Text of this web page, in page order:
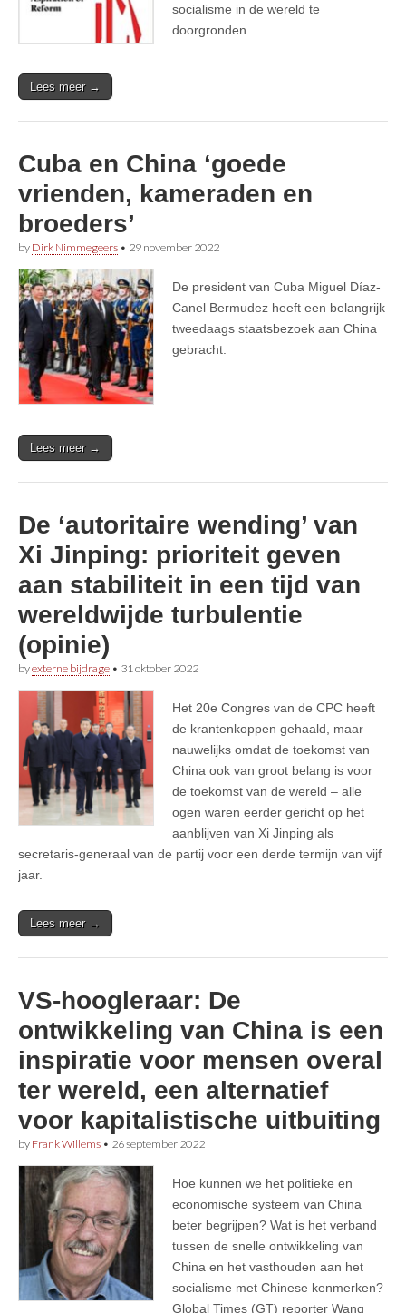
socialisme in de wereld te
doorgronden.
Lees meer →
Cuba en China ‘goede
vrienden, kameraden en
broeders’
by Dirk Nimmegeers • 29 november 2022
De president van Cuba Miguel Díaz-
Canel Bermudez heeft een belangrijk
tweedaags staatsbezoek aan China
gebracht.
Lees meer →
De ‘autoritaire wending’ van
Xi Jinping: prioriteit geven
aan stabiliteit in een tijd van
wereldwijde turbulentie
(opinie)
byexterne bijdrage • 31 oktober 2022
Het 20e Congres van de CPC heeft
de krantenkoppen gehaald, maar
nauwelijks omdat de toekomst van
China ook van groot belang is voor
de toekomst van de wereld – alle
ogen waren eerder gericht op het
aanblijven van Xi Jinping als
secretaris-generaal van de partij voor een derde termijn van vijf
jaar.
Lees meer →
VS-hoogleraar: De
ontwikkeling van China is een
inspiratie voor mensen overal
ter wereld, een alternatief
voor kapitalistische uitbuiting
by Frank Willems • 26 september 2022
Hoe kunnen we het politieke en
economische systeem van China
beter begrijpen? Wat is het verband
tussen de snelle ontwikkeling van
China en het vasthouden aan het
socialisme met Chinese kenmerken?
Global Times (GT) reporter Wang